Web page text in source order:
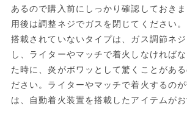
あるので購入前にしっかり確認しておき
用後は調整ネジでガスを閉じてください
搭載されていないタイプは、ガス調節ネ
し、ライターやマッチで着火しなければ
た時に、炎がボワッとして驚くことがあ
ださい。ライターやマッチで着火するの
は、自動着火装置を搭載したアイテムがお